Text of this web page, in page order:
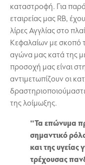
καταστροφή. Για
εταιρείας μας RB,
λίρες Αγγλίας στο
Κεφαλαίων με σκοπό
αγώνα μας κατά της
προσοχή μας είναι
αντιμετωπίζουν οι
της λοίμωξης.
"Τα επώνυμα
σημαντικό
και της υγείας
τρέχουσας